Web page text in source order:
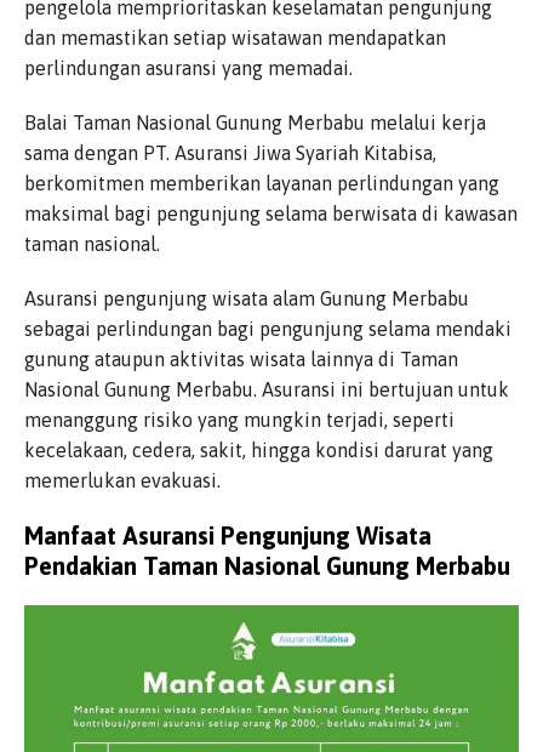
pengelola memprioritaskan keselamatan pengunjung
dan memastikan setiap wisatawan mendapatkan
perlindungan asuransi yang memadai.
Balai Taman Nasional Gunung Merbabu melalui kerja
sama dengan PT. Asuransi Jiwa Syariah Kitabisa,
berkomitmen memberikan layanan perlindungan yang
maksimal bagi pengunjung selama berwisata di kawasan
taman nasional.
Asuransi pengunjung wisata alam Gunung Merbabu
sebagai perlindungan bagi pengunjung selama mendaki
gunung ataupun aktivitas wisata lainnya di Taman
Nasional Gunung Merbabu. Asuransi ini bertujuan untuk
menanggung risiko yang mungkin terjadi, seperti
kecelakaan, cedera, sakit, hingga kondisi darurat yang
memerlukan evakuasi.
Manfaat Asuransi Pengunjung Wisata
Pendakian Taman Nasional Gunung Merbabu